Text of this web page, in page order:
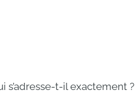
s’adresse-t-il exactement ?